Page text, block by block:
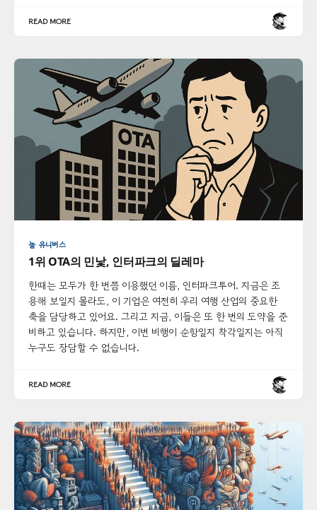
READ MORE
놀 유니버스
1위 OTA의 민낯, 인터파크의 딜레마
한때는 모두가 한 번쯤 이용했던 이름, 인터파크투어. 지금은 조
용해 보일지 몰라도, 이 기업은 여전히 우리 여행 산업의 중요한
축을 담당하고 있어요. 그리고 지금, 이들은 또 한 번의 도약을 준
비하고 있습니다. 하지만, 이번 비행이 순항일지 착각일지는 아직
누구도 장담할 수 없습니다.
READ MORE